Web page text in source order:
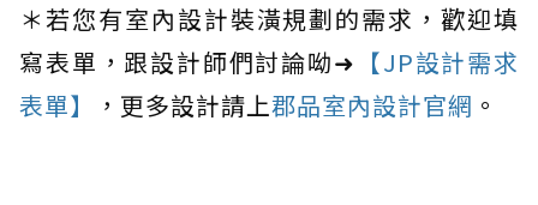
＊若您有室內設計裝潢規劃的需求，歡迎填
寫表單，跟設計師們討論呦➜ 【JP設計需求
表單】
，更多設計請上郡品室內設計官網 。